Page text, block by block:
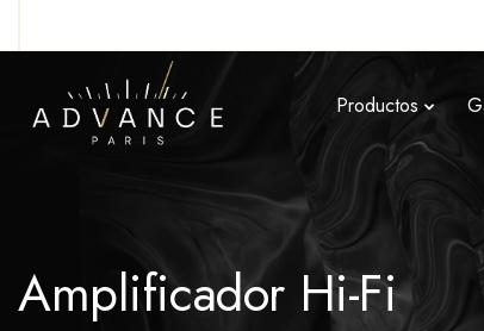
Productos
Amplificador Hi-Fi